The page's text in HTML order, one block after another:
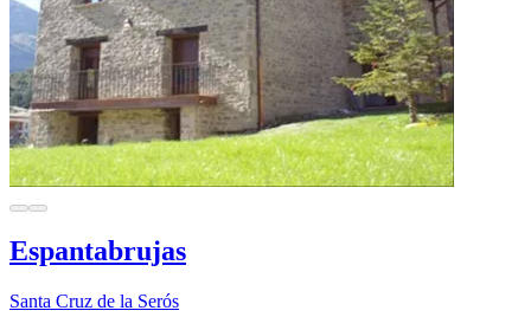
Espantabrujas
Santa Cruz de la Serós